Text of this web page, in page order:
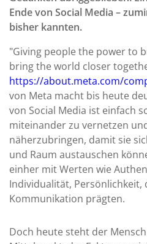
Ende von Social Media –
bisher kannten.
"Giving people the power to
bring the world closer
https://about.meta.com/
von Meta macht bis heute
von Social Media ist einfach
miteinander zu vernetzen
näherzubringen, damit sie
und Raum austauschen
einher mit Werten wie
Individualität, Persönlichkeit,
Kommunikation prägten.
Doch heute steht der